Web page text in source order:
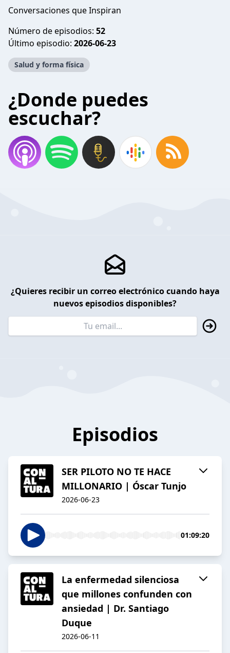
Conversaciones que Inspiran
Número de episodios: 52
Último episodio: 2026-06-23
Salud y forma física
¿Donde puedes
escuchar?
¿Quieres recibir un correo electrónico cuando haya
nuevos episodios disponibles?
Episodios
SER PILOTO NO TE HACE
MILLONARIO | Óscar Tunjo
2026-06-23
01:09:20
La enfermedad silenciosa
que millones confunden con
ansiedad | Dr. Santiago
Duque
2026-06-11